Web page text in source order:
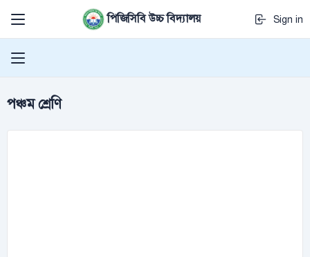
পিজিসিবি উচ্চ বিদ্যালয় Sign in
পঞ্চম শ্রেণি